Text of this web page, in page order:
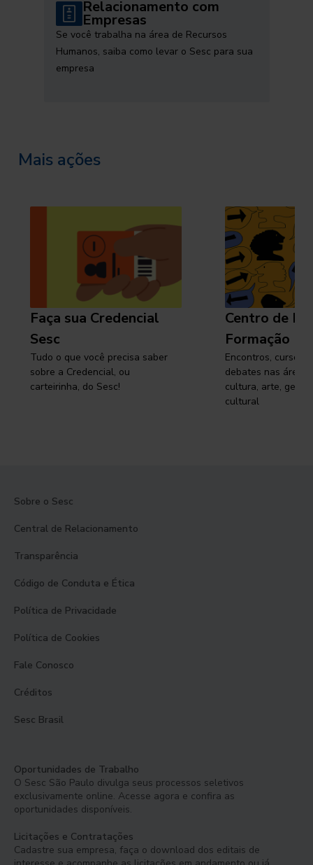
Relacionamento com
Empresas
Se você trabalha na área de Recursos
Humanos, saiba como levar o Sesc para sua
empresa
Mais ações
Faça sua Credencial
Sesc
Tudo o que você precisa saber
sobre a Credencial, ou
carteirinha, do Sesc!
Centro de
Formação
Encontros, cursos,
debates nas áreas
cultura, arte,
cultural
Sobre o Sesc
Central de Relacionamento
Transparência
Código de Conduta e Ética
Política de Privacidade
Política de Cookies
Fale Conosco
Créditos
Sesc Brasil
Oportunidades de Trabalho
O Sesc São Paulo divulga seus processos seletivos
exclusivamente online. Acesse agora e confira as
oportunidades disponíveis.
Licitações e Contratações
Cadastre sua empresa, faça o download dos editais de